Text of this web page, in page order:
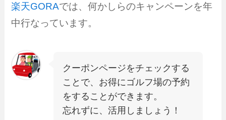
楽天GORAでは、何かしらのキャンペーンを年
中行なっています。
クーポンページをチェックする
ことで、お得にゴルフ場の予約
をすることができます。
忘れずに、活用しましょう！